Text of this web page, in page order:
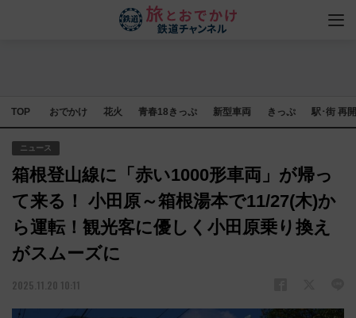
TOP おでかけ 花火 青春18きっぷ 新型車両 きっぷ 駅･街 再
ニュース
箱根登山線に「赤い1000形車両」が帰っ
て来る！ 小田原～箱根湯本で11/27(木)か
ら運転！観光客に優しく小田原乗り換え
がスムーズに
2025.11.20 10:11